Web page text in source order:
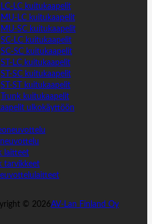
LC-LC kuitukaapelit
MU-LC kuitukaapelit
MU-SC kuitukaapelit
SC-LC kuitukaapelit
SC-SC kuitukaapelit
ST-LC kuitukaapelit
ST-SC kuitukaapelit
ST-ST kuitukaapelit
Trunk kuitukaapelit
ulkokäyttöön
laitteet
tarvikkeet
© 2026AV-Lan Finland Oy